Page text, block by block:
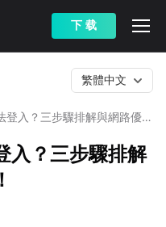
下 载
登入？三步驟排解與網路優化
繁體中文
入？三步驟排解